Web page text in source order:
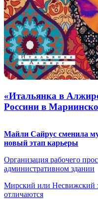
«Итальянка в
Россини в
Майли Сайрус сменила
новый этап карьеры
Организация рабочего
административном здании
Мирский или Несвижский
отличаются